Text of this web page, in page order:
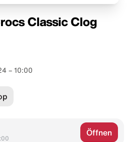
Classic Clog
– 10:00
Öffnen